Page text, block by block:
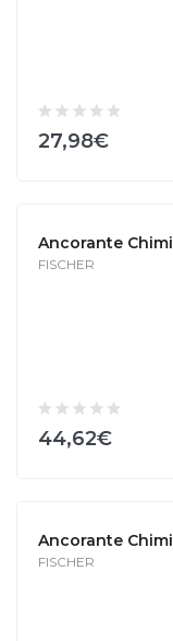
27,98€
Ancorante
FISCHER
44,62€
Ancorante
FISCHER